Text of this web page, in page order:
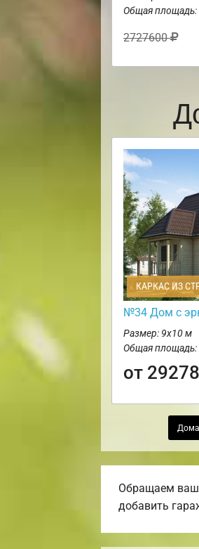
Общая площадь:
2727600
КАРКАС ИЗ
№34 Дом с
Размер: 9х10 м
Общая площадь:
от
Дома
Обращаем
добавить